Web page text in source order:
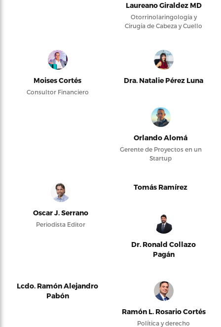
Laureano Giraldez MD
Otorrinolaringología y
Cirugía de Cabeza y Cuello
Moises Cortés
Consultor Financiero
Dra. Natalie Pérez Luna
Orlando Alomá
Gerente de Proyectos en un
Startup
Oscar J. Serrano
Periodista Editor
Tomás Ramírez
Dr. Ronald Collazo
Pagán
Lcdo. Ramón Alejandro
Pabón
Ramón L. Rosario Cortés
Política y derecho